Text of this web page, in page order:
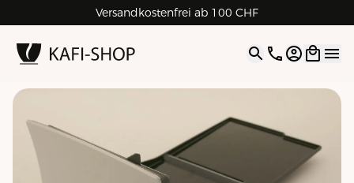
Versandkostenfrei ab 100 CHF
4.9| 5.0 Google
Open